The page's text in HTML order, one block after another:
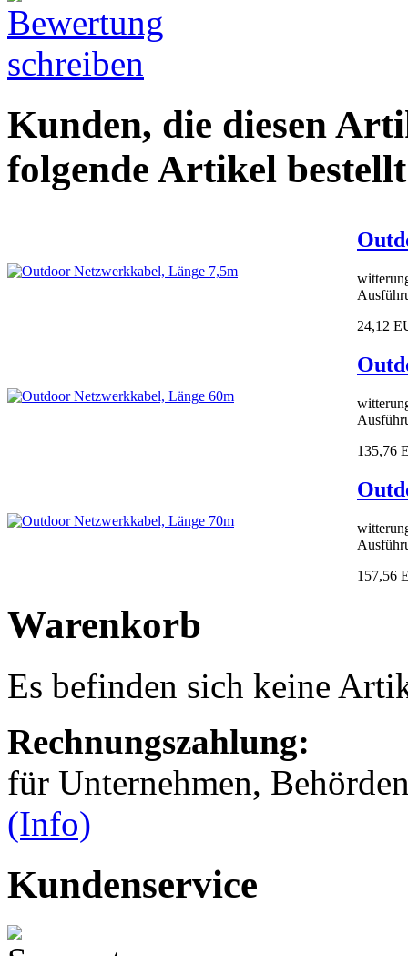
Kunden, die diesen
folgende Artikel
24,12
135,76
157,56
Warenkorb
Es befinden sich keine
Rechnungszahlung:
für Unternehmen,
(Info)
Kundenservice